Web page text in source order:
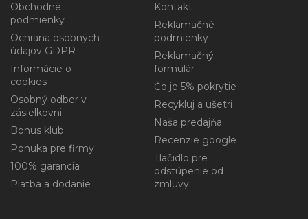
Obchodné
podmienky
Ochrana osobných
údajov GDPR
Informácie o
cookies
Osobný odber v
zásielkovni
Bonus klub
Ponuka pre firmy
100% garancia
Platba a dodanie
Kontakt
Reklamačné
podmienky
Reklamačný
formulár
Čo je 5% pokrytie
Recykluj a ušetri
Naša predajňa
Recenzie google
Tlačidlo pre
odstúpenie od
zmluvy